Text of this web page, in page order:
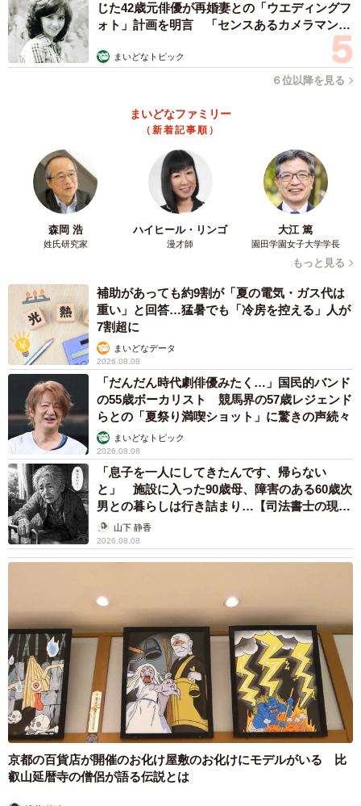
コンソールケーブルなどが24時間買えると話題のスポッ
ト。「経費で落としやすい自動販売機にしたい」という思
いから、全ての商品に購入明細書を貼り付けて販売すると
プロ向けのパーツが並ぶ中、キーホルダーは異彩を放ち
りです。
じた42歳元俳優が再婚妻との「ウエディングフ
ォト」計画を明言 「センスあるカメラマン求
まいどなトピック
６位以降を見る
まいどなファミリー
（新着記事順）
森岡 浩
姓氏研究家
ハイヒール・リンゴ
漫才師
大江 篤
園田学園女子大学学長
もっと見る
補助があっても約9割が「夏の電気・ガス代は
重い」と回答…猛暑でも「冷房を控える」人が
7割超に
まいどなデータ
2026.08.08
「だんだん時代劇俳優みたく…」国民的バンド
の55歳ボーカリスト 競馬界の57歳レジェンド
らとの「夏祭り満喫ショット」に驚きの声続々
まいどなトピック
2026.08.08
「息子を一人にしてきたんです、帰らない
と」 施設に入った90歳母、障害のある60歳次
男との暮らしは行き詰まり…【司法書士の現場
から】山下 静香
2026.08.08
京都の百貨店が開催のお化け屋敷のお化けにモデルがいる 比
叡山延暦寺の僧侶が語る伝説とは